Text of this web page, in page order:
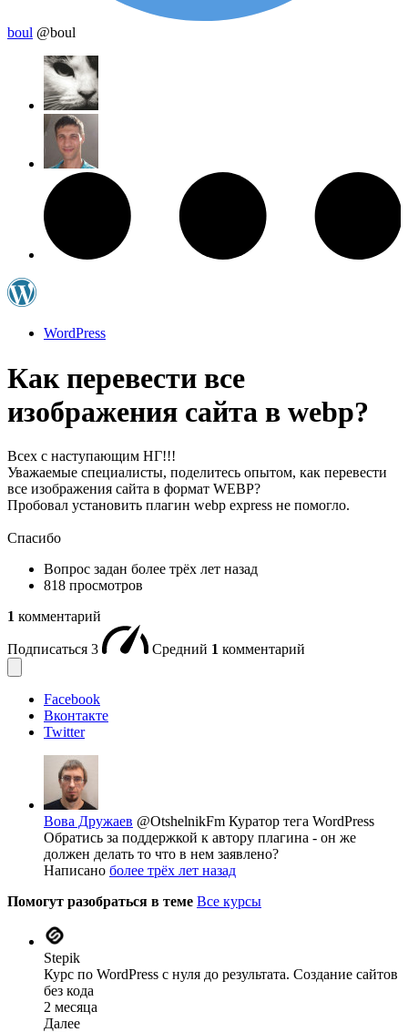
boul @boul
WordPress
Как перевести все
изображения сайта в webp?
Всех с наступающим НГ!!!
Уважаемые специалисты, поделитесь опытом, как перевести
все изображения сайта в формат WEBP?
Пробовал установить плагин webp express не помогло.
Спасибо
Вопрос задан более трёх лет назад
818 просмотров
1 комментарий
Подписаться 3 Средний 1 комментарий
Facebook
Вконтакте
Twitter
Вова Дружаев @OtshelnikFm Куратор тега WordPress
Обратись за поддержкой к автору плагина - он же
должен делать то что в нем заявлено?
Написано более трёх лет назад
Помогут разобраться в теме Все курсы
Stepik
Курс по WordPress с нуля до результата. Создание сайтов
без кода
2 месяца
Далее